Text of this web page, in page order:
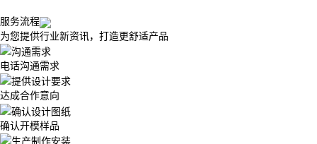
服务流程
为您提供行业新资讯，打造更舒适产品
电话沟通需求
达成合作意向
确认开模样品